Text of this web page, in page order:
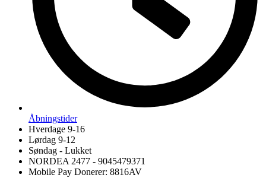
Åbningstider
Hverdage 9-16
Lørdag 9-12
Søndag - Lukket
NORDEA 2477 - 9045479371
Mobile Pay Donerer: 8816AV